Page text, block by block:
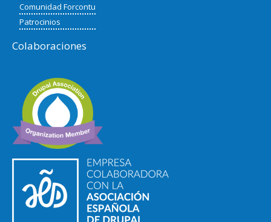
Comunidad Forcontu
Patrocinios
Colaboraciones